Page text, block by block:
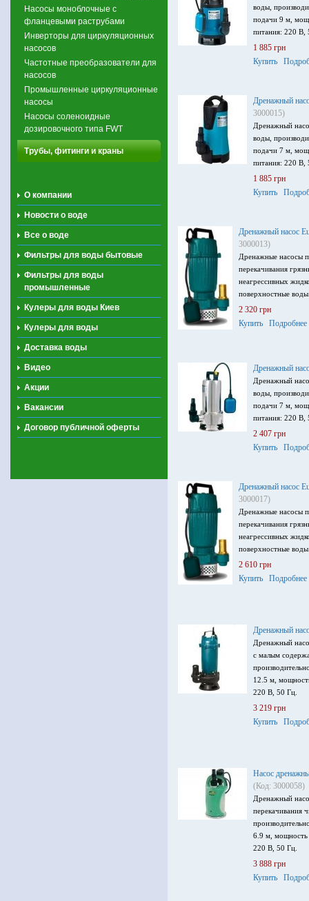
Насосы моноблочные с
фланцевыми раструбами
Инверторы для циркуляционных
насосов
Частотные преобразователи для
насосов
Промышленные циркуляционные
насосы
Насосы соленоидные
дозировочного типа FWT
Трубы, фитинги и краны
О компании
Новости о воде
Все о воде
Фильтры для воды бытовые
Фильтры для воды
промышленные
Кулеры для воды Киев
Кулеры для воды
Доставка воды
Видео
Акции
Вакансии
Договор публичной оферты
воды,
подачи 9 м,
питания: 220 В,
1 885 грн
Купить
Дренажный
3000015)
Дренажный
воды,
подачи 7 м,
питания: 220 В,
1 885 грн
Купить
Дренажный насос
3000013)
Дренажные насосы
перекачивания
неагрессивных
поверхностные
2 320 грн
Купить
Подробнее
Дренажный
Дренажный
воды,
подачи 7 м,
питания: 220 В,
2 407 грн
Купить
Дренажный насос
3000017)
Дренажные насосы
перекачивания
неагрессивных
поверхностные
2 610 грн
Купить
Подробнее
Дренажный
Дренажный
с малым
12.5 м,
220 В, 50 Гц.
3 219 грн
Купить
Насос
(Код: 3000058)
Дренажный
перекачивания
6.9 м, мощность
220 В, 50 Гц.
3 888 грн
Купить